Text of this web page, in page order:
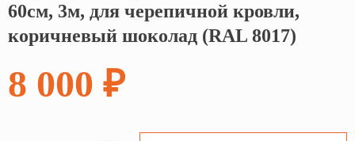
60см, 3м, для черепичной кровли,
коричневый шоколад (RAL 8017)
8 000 ₽